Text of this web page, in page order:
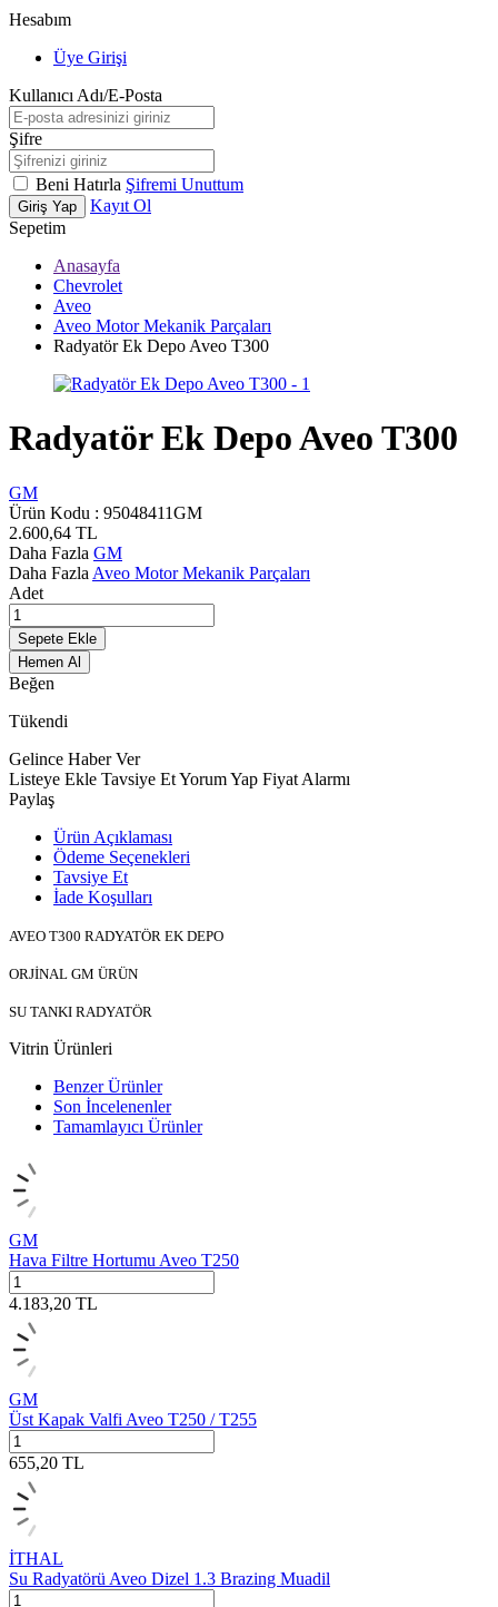
Hesabım
Üye Girişi
Kullanıcı Adı/E-Posta
Şifre
Beni Hatırla Şifremi Unuttum
Giriş Yap
Kayıt Ol
Sepetim
Anasayfa
Chevrolet
Aveo
Aveo Motor Mekanik Parçaları
Radyatör Ek Depo Aveo T300
Radyatör Ek Depo Aveo T300
GM
Ürün Kodu : 95048411GM
2.600,64 TL
Daha Fazla GM
Daha Fazla Aveo Motor Mekanik Parçaları
Adet
Sepete Ekle
Hemen Al
Beğen
Tükendi
Gelince Haber Ver
Listeye Ekle Tavsiye EtYorum Yap Fiyat Alarmı
Paylaş
Ürün Açıklaması
Ödeme Seçenekleri
Tavsiye Et
İade Koşulları
AVEO T300 RADYATÖR EK DEPO
ORJİNAL GM ÜRÜN
SU TANKI RADYATÖR
Vitrin Ürünleri
Benzer Ürünler
Son İncelenenler
Tamamlayıcı Ürünler
GM
Hava Filtre Hortumu Aveo T250
4.183,20 TL
GM
Üst Kapak Valfi Aveo T250 / T255
655,20 TL
İTHAL
Su Radyatörü Aveo Dizel 1.3 Brazing Muadil